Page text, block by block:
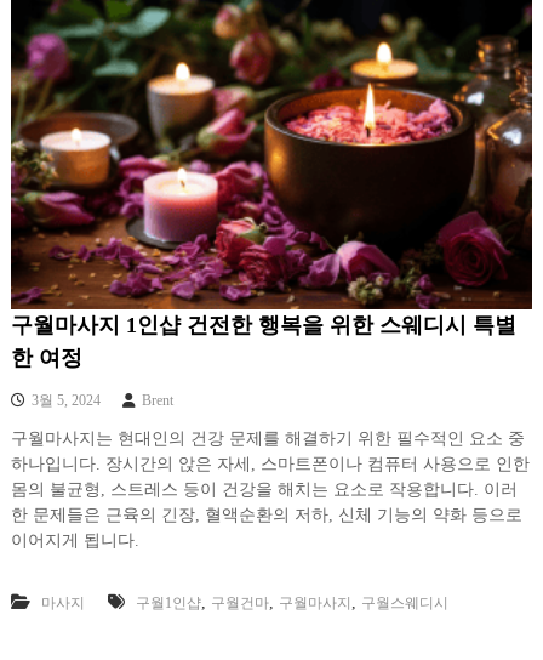
구월마사지 1인샵 건전한 행복을 위한 스웨디시 특별
한 여정
3월 5, 2024 Brent
구월마사지는 현대인의 건강 문제를 해결하기 위한 필수적인 요소 중
하나입니다. 장시간의 앉은 자세, 스마트폰이나 컴퓨터 사용으로 인한
몸의 불균형, 스트레스 등이 건강을 해치는 요소로 작용합니다. 이러
한 문제들은 근육의 긴장, 혈액순환의 저하, 신체 기능의 약화 등으로
이어지게 됩니다.
마사지 구월1인샵, 구월건마, 구월마사지 구월스웨디시